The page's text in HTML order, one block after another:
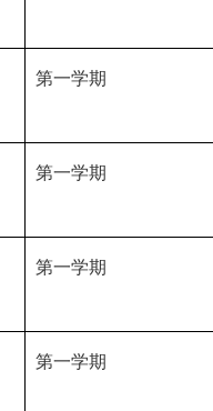
第一学期
第一学期
第一学期
第一学期